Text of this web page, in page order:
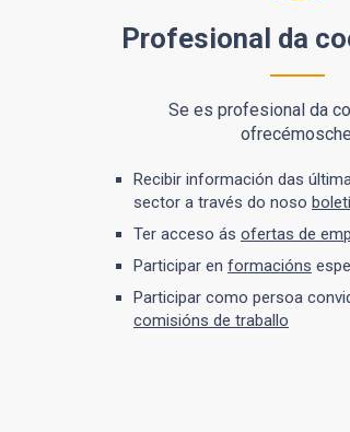
Profesional da
Se es profesional da
Recibir información das
sector a través do noso
Ter acceso ás ofertas de
Participar en formacións
Participar como persoa
comisións de traballo